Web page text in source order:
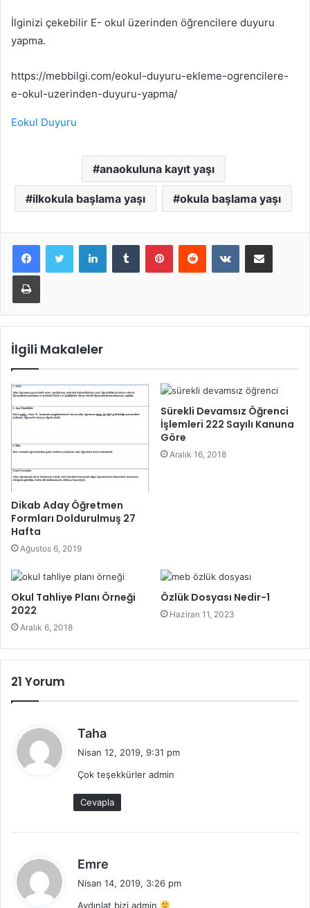
İlginizi çekebilir E- okul üzerinden öğrencilere duyuru
yapma.
https://mebbilgi.com/eokul-duyuru-ekleme-ogrencilere-
e-okul-uzerinden-duyuru-yapma/
Eokul Duyuru
anaokuluna kayıt yaşı
ilkokula başlama yaşı okula başlama yaşı
LinkedInTumblr PinterestReddit VKontakteE-Posta ile paylaş
Yazdır
İlgili Makaleler
Dikab Aday Öğretmen
Formları Doldurulmuş 27
Hafta
Ağustos 6, 2019
Sürekli Devamsız Öğrenci
İşlemleri 222 Sayılı Kanuna
Göre
Aralık 16, 2018
Okul Tahliye Planı Örneği
2022
Aralık 6, 2018
Özlük Dosyası Nedir-1
Haziran 11, 2023
21 Yorum
Taha
i
k
i
Nisan 12, 2019, 9:31 pm
Çok teşekkürler admin
Cevapla
Emre
Nisan 14, 2019, 3:26 pm
Aydınlat bizi admin